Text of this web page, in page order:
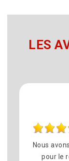
LES
appel à Laurent
de la